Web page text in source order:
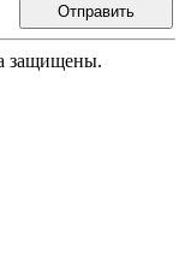
Отправить
защищены.